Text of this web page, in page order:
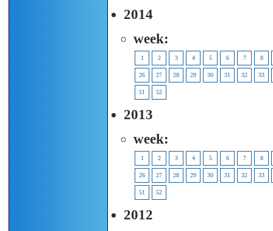
2014
week:
1 2 3 4 5 6 7 8
26 27 28 29 30 31 32 33
51 52
2013
week:
1 2 3 4 5 6 7 8
26 27 28 29 30 31 32 33
51 52
2012